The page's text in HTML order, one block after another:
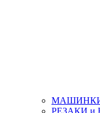
МАШИНКИ
РЕЗАКИ